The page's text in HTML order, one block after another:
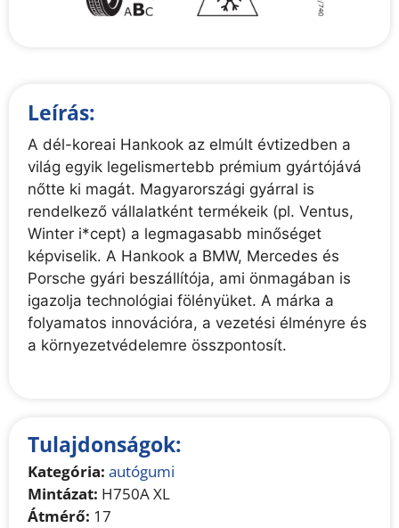
Leírás:
A dél-koreai Hankook az elmúlt évtizedben a
világ egyik legelismertebb prémium gyártójává
nőtte ki magát. Magyarországi gyárral is
rendelkező vállalatként termékeik (pl. Ventus,
Winter i*cept) a legmagasabb minőséget
képviselik. A Hankook a BMW, Mercedes és
Porsche gyári beszállítója, ami önmagában is
igazolja technológiai fölényüket. A márka a
folyamatos innovációra, a vezetési élményre és
a környezetvédelemre összpontosít.
Tulajdonságok:
Kategória: autógumi
Mintázat: H750A XL
Átmérő: 17